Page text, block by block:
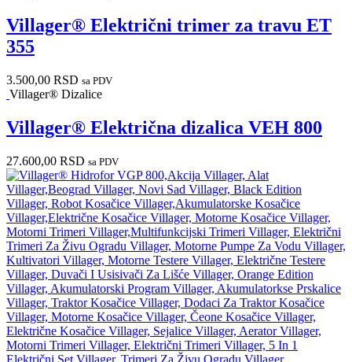
Villager® Električni trimer za travu ET
355
3.500,00 RSD sa PDV
Villager® Dizalice
Villager® Električna dizalica VEH 800
27.600,00 RSD sa PDV